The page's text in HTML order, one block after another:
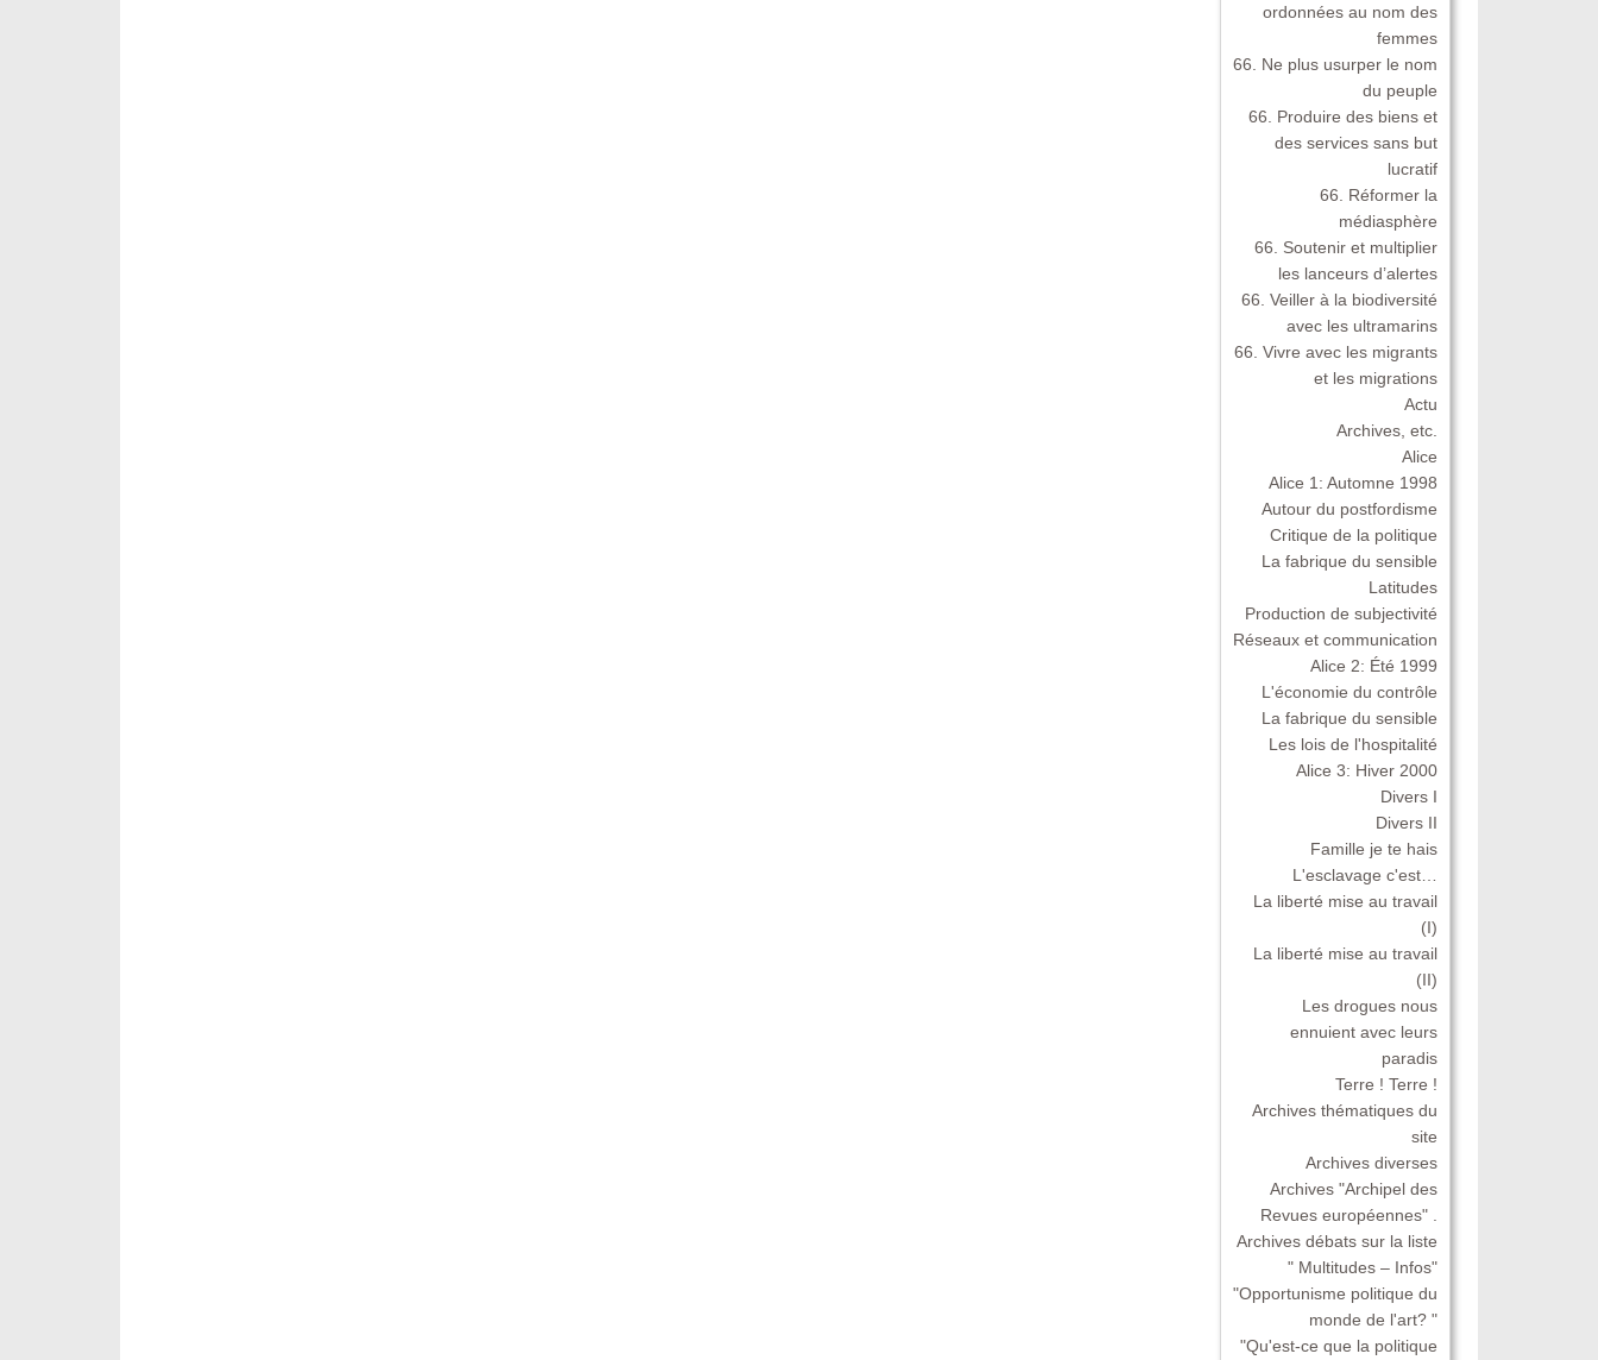
ordonnées au nom des
femmes
66. Ne plus usurper le nom
du peuple
66. Produire des biens et
des services sans but
lucratif
66. Réformer la
médiasphère
66. Soutenir et multiplier
les lanceurs d’alertes
66. Veiller à la biodiversité
avec les ultramarins
66. Vivre avec les migrants
et les migrations
Actu
Archives, etc.
Alice
Alice 1: Automne 1998
Autour du postfordisme
Critique de la politique
La fabrique du sensible
Latitudes
Production de subjectivité
Réseaux et communication
Alice 2: Été 1999
L'économie du contrôle
La fabrique du sensible
Les lois de l'hospitalité
Alice 3: Hiver 2000
Divers I
Divers II
Famille je te hais
L'esclavage c'est…
La liberté mise au travail
(I)
La liberté mise au travail
(II)
Les drogues nous
ennuient avec leurs
paradis
Terre ! Terre !
Archives thématiques du
site
Archives diverses
Archives "Archipel des
Revues européennes" .
Archives débats sur la liste
" Multitudes – Infos"
"Opportunisme politique du
monde de l'art? "
"Qu'est-ce que la politique